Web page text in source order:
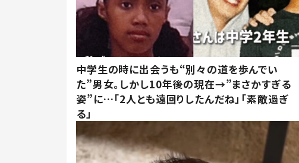
中学生の時に出会うも“別々の道を歩んでい
た”男女。しかし10年後の現在→”まさかすぎる
姿”に…「2人とも遠回りしたんだね」「素敵過ぎ
る」